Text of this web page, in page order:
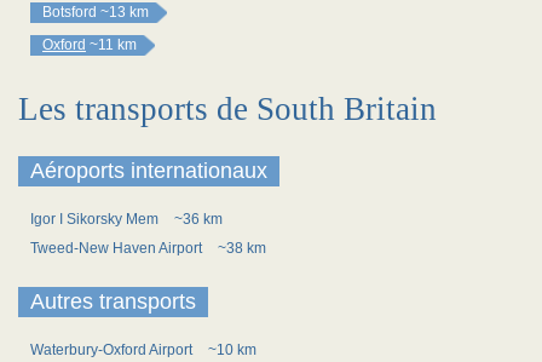
Botsford ~13 km
Oxford ~11 km
Les transports de South Britain
Aéroports internationaux
Igor I Sikorsky Mem
~36 km
Tweed-New Haven Airport
~38 km
Autres transports
Waterbury-Oxford Airport
~10 km